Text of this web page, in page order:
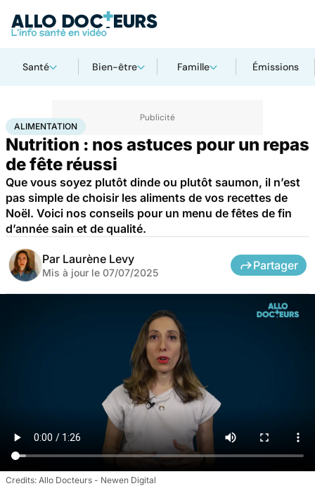
Santé Bien-être Famille Émissions
AccueilBien-être Nutrition Alimentation
ALIMENTATION
Nutrition : nos astuces pour un repas
de fête réussi
Que vous soyez plutôt dinde ou plutôt saumon, il n’est
pas simple de choisir les aliments de vos recettes de
Noël. Voici nos conseils pour un menu de fêtes de fin
d’année sain et de qualité.
Par Laurène Levy
Mis à jour le 07/07/2025
Partager
Allo Docteurs - Newen Digital